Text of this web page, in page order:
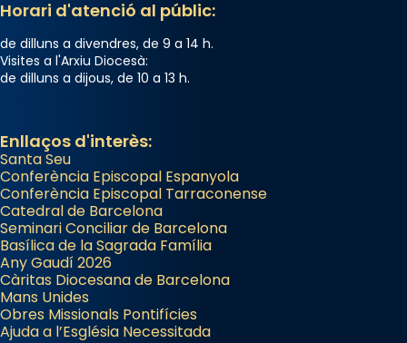
Horari d'atenció al públic:
de dilluns a divendres, de 9 a 14 h.
Visites a l'Arxiu Diocesà:
de dilluns a dijous, de 10 a 13 h.
Enllaços d'interès:
Santa Seu
Conferència Episcopal Espanyola
Conferència Episcopal Tarraconense
Catedral de Barcelona
Seminari Conciliar de Barcelona
Basílica de la Sagrada Família
Any Gaudí 2026
Càritas Diocesana de Barcelona
Mans Unides
Obres Missionals Pontifícies
Ajuda a l’Església Necessitada